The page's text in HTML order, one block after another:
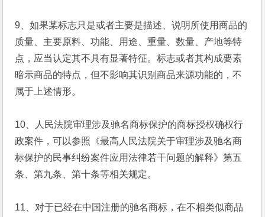
9、如果某标志只是或者主要是描述、说明所使用商品的
质量、主要原料、功能、用途、重量、数量、产地等特
点，应当认定其不具有显著特征。标志或者其构成要素
暗示商品的特点，但不影响其识别商品来源功能的，不
属于上述情形。
10、人民法院审理涉及驰名商标保护的商标授权确权行
政案件，可以参照《最高人民法院关于审理涉及驰名商
标保护的民事纠纷案件应用法律若干问题的解释》第五
条、第九条、第十条等相关规定。
11、对于已经在中国注册的驰名商标，在不相类似商品